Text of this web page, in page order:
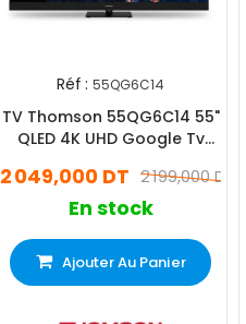
Réf : 55QG6C14
TV Thomson 55QG6C14 55"
QLED 4K UHD Google Tv
2 199,000 DT
2 049,000 DT
En stock
Ajouter Au Panier